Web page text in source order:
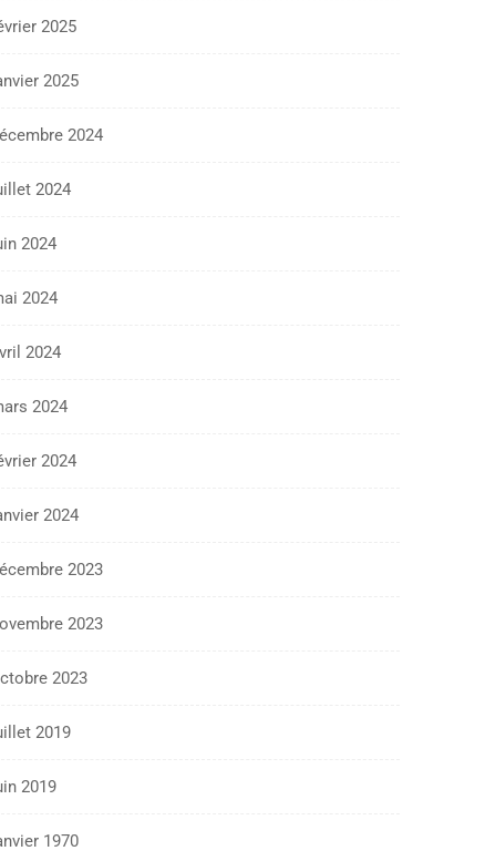
2025
2025
2024
2024
2024
2024
2024
2024
2024
2024
2023
2023
2023
2019
2019
1970